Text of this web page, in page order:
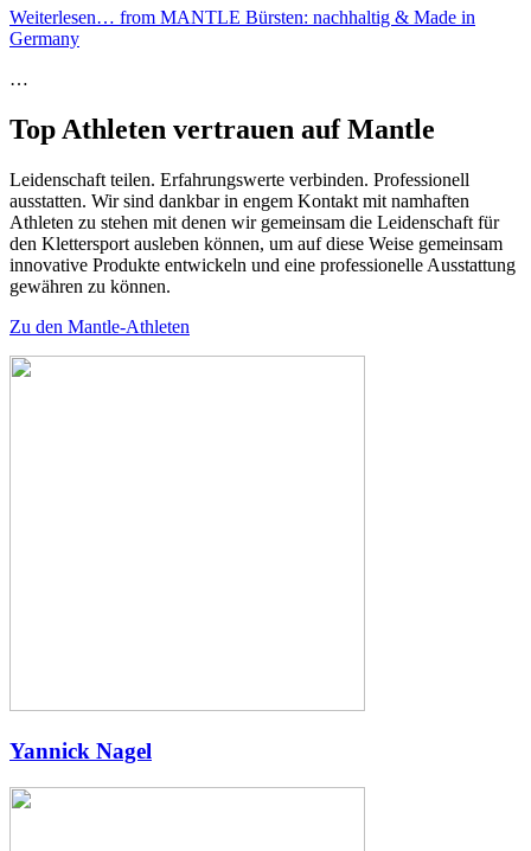
Weiterlesen… from MANTLE Bürsten: nachhaltig & Made in
Germany
…
Top Athleten vertrauen auf Mantle
Leidenschaft teilen. Erfahrungswerte verbinden. Professionell
ausstatten. Wir sind dankbar in engem Kontakt mit namhaften
Athleten zu stehen mit denen wir gemeinsam die Leidenschaft für
den Klettersport ausleben können, um auf diese Weise gemeinsam
innovative Produkte entwickeln und eine professionelle Ausstattung
gewähren zu können.
Zu den Mantle-Athleten
Yannick Nagel